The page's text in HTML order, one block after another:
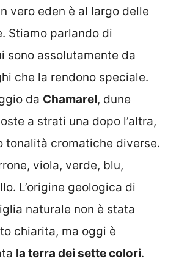
vero eden è al largo delle
Stiamo parlando di
sono assolutamente da
che la rendono speciale.
da Chamarel, dune
a strati una dopo l’altra,
tonalità cromatiche diverse.
viola, verde, blu,
L’origine geologica di
naturale non è stata
chiarita, ma oggi è
la terra dei sette colori.